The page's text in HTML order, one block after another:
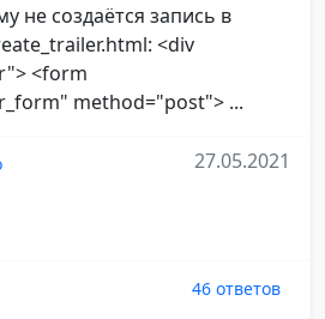
не создаётся запись в
<div
<form
method="post"> ...
27.05.2021
46 ответов